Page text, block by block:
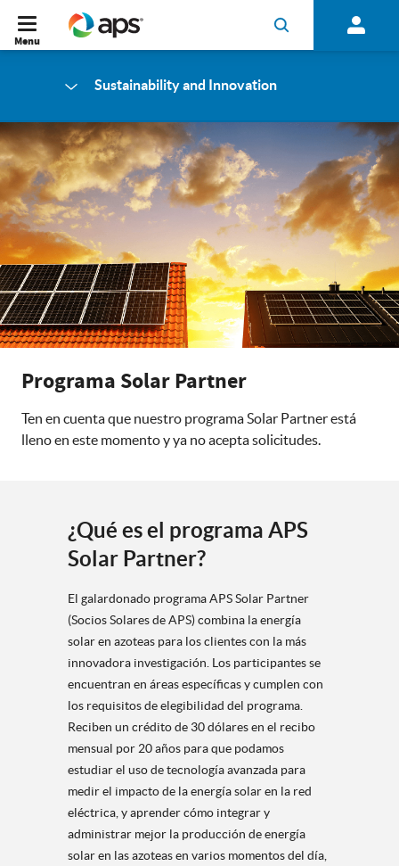
Menu
Sustainability and Innovation
Programa Solar Partner
Ten en cuenta que nuestro programa Solar Partner está
lleno en este momento y ya no acepta solicitudes.
¿Qué es el programa APS
Solar Partner?
El galardonado programa APS Solar Partner
(Socios Solares de APS) combina la energía
solar en azoteas para los clientes con la más
innovadora investigación. Los participantes se
encuentran en áreas específicas y cumplen con
los requisitos de elegibilidad del programa.
Reciben un crédito de 30 dólares en el recibo
mensual por 20 años para que podamos
estudiar el uso de tecnología avanzada para
medir el impacto de la energía solar en la red
eléctrica, y aprender cómo integrar y
administrar mejor la producción de energía
solar en las azoteas en varios momentos del día,